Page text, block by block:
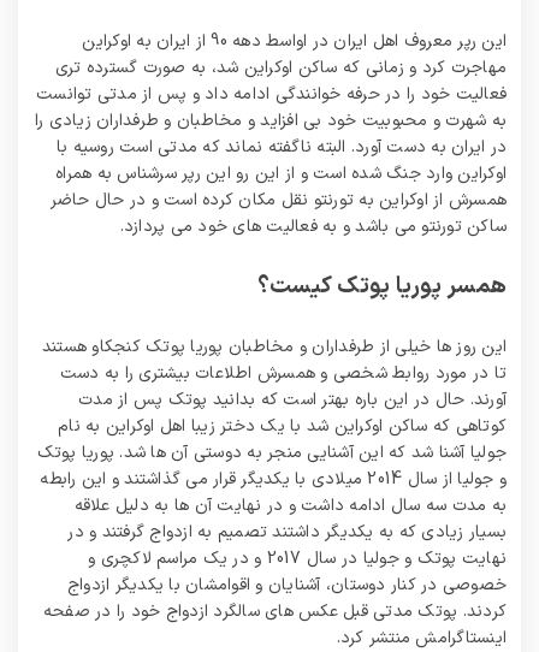
این رپر معروف اهل ایران در اواسط دهه 90 از ایران به اوکراین
مهاجرت کرد و زمانی که ساکن اوکراین شد، به صورت گسترده‌ تری
فعالیت خود را در حرفه خوانندگی ادامه داد و پس از مدتی توانست
به شهرت و محبوبیت خود بی افزاید و مخاطبان و طرفداران زیادی را
در ایران به دست آورد. البته ناگفته نماند که مدتی است روسیه با
اوکراین وارد جنگ شده است و از این رو این رپر سرشناس به همراه
همسرش از اوکراین به تورنتو نقل مکان کرده است و در حال حاضر
ساکن تورنتو می باشد و به فعالیت‌ های خود می‌ پردازد.
همسر پوریا پوتک کیست؟
این روز ها خیلی از طرفداران و مخاطبان پوریا پوتک کنجکاو هستند
تا در مورد روابط شخصی و همسرش اطلاعات بیشتری را به دست
آورند. حال در این باره بهتر است که بدانید پوتک پس از مدت
کوتاهی که ساکن اوکراین شد با یک دختر زیبا اهل اوکراین به نام
جولیا آشنا شد که این آشنایی منجر به دوستی آن ها شد. پوریا پوتک
و جولیا از سال 2014 میلادی با یکدیگر قرار می گذاشتند و این رابطه
به مدت سه سال ادامه داشت و در نهایت آن ها به دلیل علاقه
بسیار زیادی که به یکدیگر داشتند تصمیم به ازدواج گرفتند و در
نهایت پوتک و جولیا در سال 2017 و در یک مراسم لاکچری و
خصوصی در کنار دوستان، آشنایان و اقوامشان با یکدیگر ازدواج
کردند. پوتک مدتی قبل عکس های سالگرد ازدواج خود را در صفحه
اینستاگرامش منتشر کرد.